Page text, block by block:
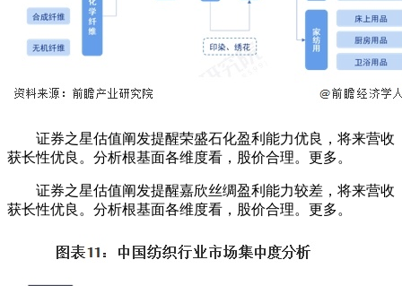
证券之星估值阐发提醒荣盛石化盈利能力优良，将来营收
获长性优良。分析根基面各维度看，股价合理。更多。
证券之星估值阐发提醒嘉欣丝绸盈利能力较差，将来营收
获长性优良。分析根基面各维度看，股价合理。更多。